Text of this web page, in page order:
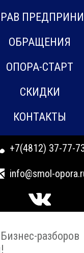
+7(4812) 37-77-
info@smol-
ОБРАЩЕНИЯ
ОПОРА-СТАРТ
СКИДКИ
КОНТАКТЫ
разборов